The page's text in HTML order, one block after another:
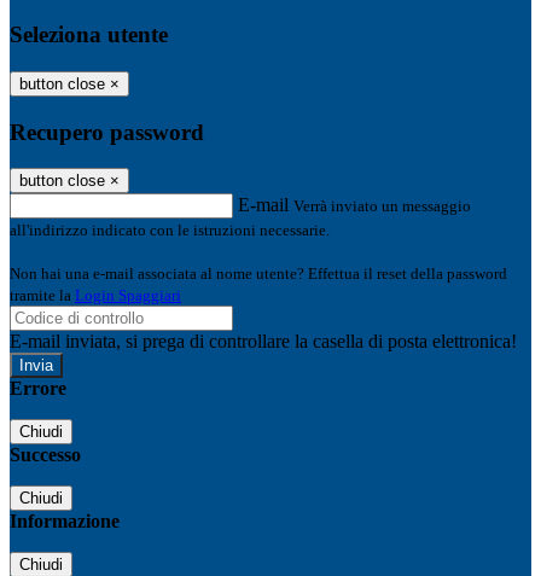
Seleziona utente
button close ×
Recupero password
button close ×
E-mail Verrà inviato un messaggio
all'indirizzo indicato con le istruzioni necessarie.
Non hai una e-mail associata al nome utente? Effettua il reset della password
tramite la Login Spaggiari
E-mail inviata, si prega di controllare la casella di posta elettronica!
Errore
Chiudi
Successo
Chiudi
Informazione
Chiudi